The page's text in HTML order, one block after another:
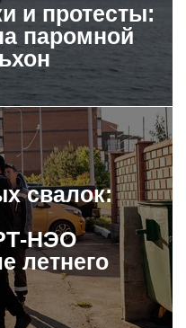
и протесты:
паромной
свалок:
НЭО
летнего